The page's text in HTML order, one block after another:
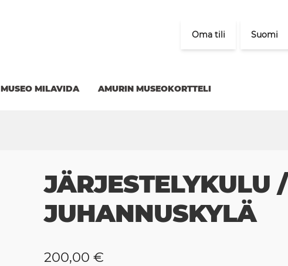
Oma tili Suomi
MUSEO MILAVIDA AMURIN MUSEOKORTTELI
JÄRJESTELYKULU /
JUHANNUSKYLÄ
200,00 €